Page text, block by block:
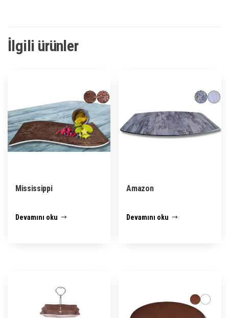
İlgili ürünler
Mississippi
Devamını oku
Amazon
Devamını oku